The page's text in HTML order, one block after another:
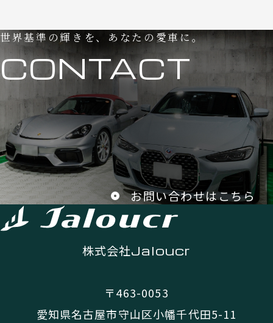
世界基準の輝きを、あなたの愛車に。
CONTACT
お問い合わせはこちら
株式会社Jaloucr
〒463-0053
愛知県名古屋市守山区小幡千代田5-11